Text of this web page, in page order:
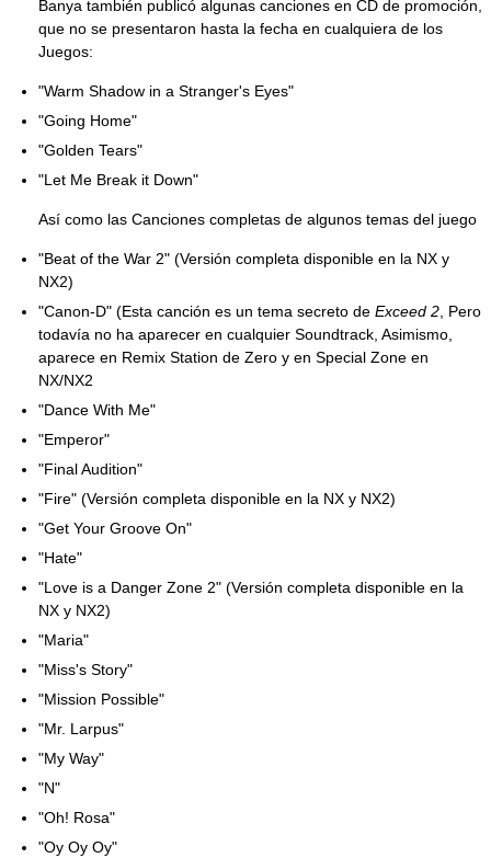
Banya también publicó algunas canciones en CD de promoción,
que no se presentaron hasta la fecha en cualquiera de los
Juegos:
"Warm Shadow in a Stranger's Eyes"
"Going Home"
"Golden Tears"
"Let Me Break it Down"
Así como las Canciones completas de algunos temas del juego
"Beat of the War 2" (Versión completa disponible en la NX y
NX2)
"Canon-D" (Esta canción es un tema secreto de Exceed 2 , Pero
todavía no ha aparecer en cualquier Soundtrack, Asimismo,
aparece en Remix Station de Zero y en Special Zone en
NX/NX2
"Dance With Me"
"Emperor"
"Final Audition"
"Fire" (Versión completa disponible en la NX y NX2)
"Get Your Groove On"
"Hate"
"Love is a Danger Zone 2" (Versión completa disponible en la
NX y NX2)
"Maria"
"Miss's Story"
"Mission Possible"
"Mr. Larpus"
"My Way"
"N"
"Oh! Rosa"
"Oy Oy Oy"